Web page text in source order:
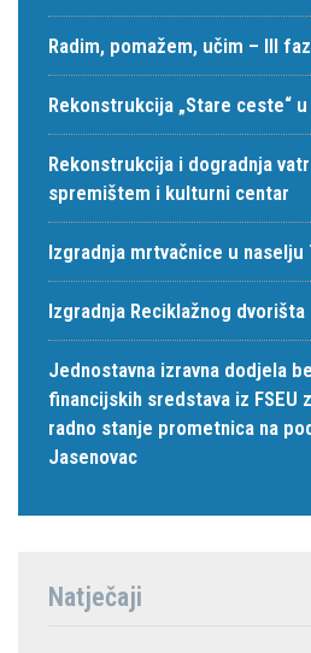
Radim, pomažem, učim – III
Rekonstrukcija „Stare ceste“
Rekonstrukcija i dogradnja
spremištem i kulturni centar
Izgradnja mrtvačnice u naselju
Izgradnja Reciklažnog dvorišta
Jednostavna izravna dodjela
financijskih sredstava iz FSEU
radno stanje prometnica na
Jasenovac
Natječaji